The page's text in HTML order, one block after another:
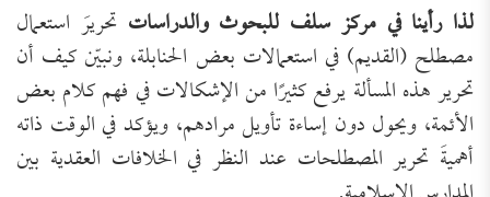
لذا رأينا في مركز سلف للبحوث والدراسات تحريرَ استعمال
مصطلح (القديم) في استعمالات بعض الحنابلة، ونبيّن كيف أن
تحرير هذه المسألة يرفع كثيرًا من الإشكالات في فهم كلام بعض
الأئمة، ويحول دون إساءة تأويل مرادهم، ويؤكد في الوقت ذاته
أهميةَ تحرير المصطلحات عند النظر في الخلافات العقدية بين